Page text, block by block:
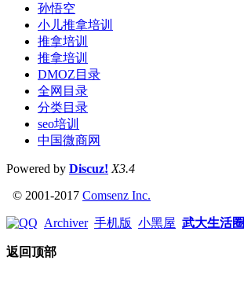
孙悟空
小儿推拿培训
推拿培训
推拿培训
DMOZ目录
全网目录
分类目录
seo培训
中国微商网
Powered by Discuz! X3.4
© 2001-2017 Comsenz Inc.
Archiver 手机版 小黑屋 武大生活圈
返回顶部